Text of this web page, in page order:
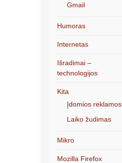
Gmail
Humoras
Internetas
Išradimai –
technologijos
Kita
Įdomios reklamos
Laiko žudimas
Mikro
Mozilla Firefox